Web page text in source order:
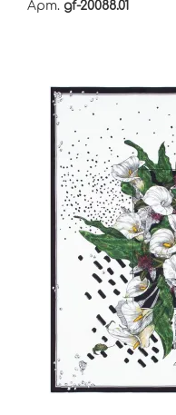
Арт. gf-20088.01